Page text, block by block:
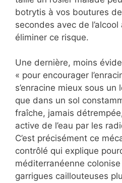
botrytis à vos boutures
secondes avec de
éliminer ce risque.
Une dernière, moins
« pour encourager
s’enracine mieux sous
que dans un sol
fraîche, jamais
active de l’eau par les
C’est précisément ce
contrôlé qui explique
méditerranéenne
garrigues caillouteuses